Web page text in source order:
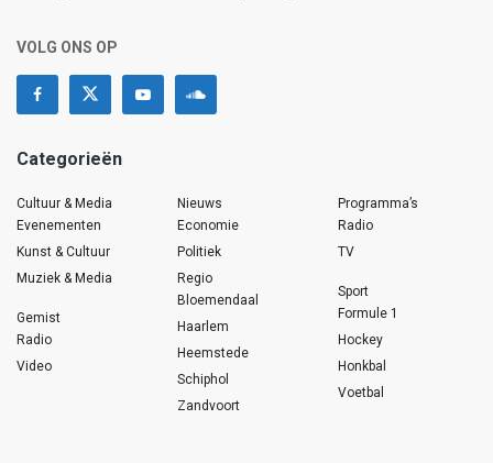
VOLG ONS OP
Categorieën
Cultuur & Media
Evenementen
Kunst & Cultuur
Muziek & Media
Gemist
Radio
Video
Nieuws
Economie
Politiek
Regio
Bloemendaal
Haarlem
Heemstede
Schiphol
Zandvoort
Programma’s
Radio
TV
Sport
Formule 1
Hockey
Honkbal
Voetbal